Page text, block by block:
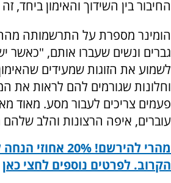
החיבור בין השידוך והאימון ביחד,
הומינר מספרת על התרשמותה
גברים ונשים שעברו אותם, "כאשר
לשמוע את הזוגות שמעידים
וחלונות שגורמים להם לראות את
פעמים צריכים לעבור מסע. מאוד
עוברים, איפה הרצונות והלב שלהם
מהרי להירשם! 20%
הקרוב. לפרטים נוספים לחצי כאן